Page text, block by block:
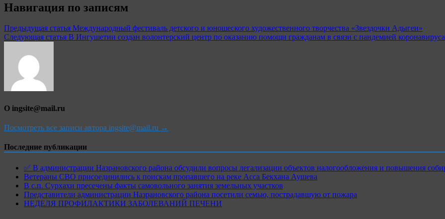
Навигация по записям
Предыдущая статья Международный фестиваль детского и юношеского художественного творчества «Звездочки Адыгеи»
Следующая статья В Ингушетии создан волонтерский центр по оказанию помощи гражданам в связи с пандемией коронавируса
О ingsite@mail.ru
Посмотреть все записи автора ingsite@mail.ru →
Последние публикации
✅ В администрации Назрановского района обсудили вопросы легализации объектов налогообложения и повышения
Ветераны СВО присоединились к поискам пропавшего на реке Асса Бекхана Аушева
В с.п. Сурхахи пресечены факты самовольного занятия земельных участков
Представители администрации Назрановского района посетили семью, пострадавшую от пожара
НЕДЕЛЯ ПРОФИЛАКТИКИ ЗАБОЛЕВАНИЙ ПЕЧЕНИ